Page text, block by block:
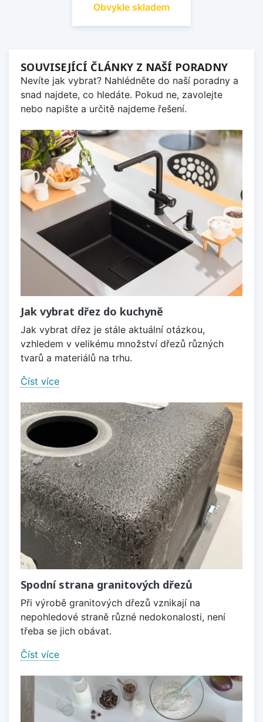
Obvykle skladem
SOUVISEJÍCÍ ČLÁNKY Z NAŠÍ PORADNY
Nevíte jak vybrat? Nahlédněte do naší poradny a
snad najdete, co hledáte. Pokud ne, zavolejte
nebo napište a určitě najdeme řešení.
Jak vybrat dřez do kuchyně
Jak vybrat dřez je stále aktuální otázkou,
vzhledem v velikému množství dřezů různých
tvarů a materiálů na trhu.
Číst více
Spodní strana granitových dřezů
Při výrobě granitových dřezů vznikají na
nepohledové straně různé nedokonalosti, není
třeba se jich obávat.
Číst více